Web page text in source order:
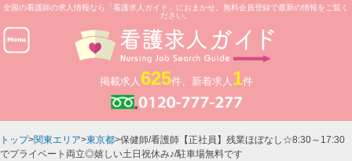
全国の看護師の求人情報なら「看護求人ガイド」におまかせ。無料会員登録で最新の情報をご覧く
ださい。
掲載求人 625件、新着求人 1件
トップ>関東エリア>東京都>保健師/看護師【正社員】残業ほぼなし☆8:30～17:30
でプライベート両立◎嬉しい土日祝休み♪/駐車場無料です